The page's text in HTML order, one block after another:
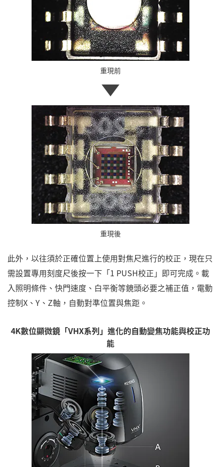
重現前
重現後
此外，以往須於正確位置上使用對焦尺進行的校正，現在只
需設置專用刻度尺後按一下「1 PUSH校正」即可完成。載
入照明條件、快門速度、白平衡等鏡頭必要之補正值，電動
控制X、Y、Z軸，自動對準位置與焦距。
4K數位顯微鏡「VHX系列」進化的自動變焦功能與校正功
能